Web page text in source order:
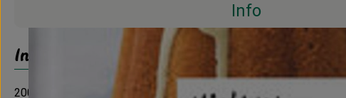
Info
Info
200g